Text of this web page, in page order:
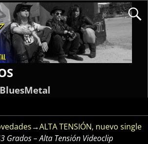
→ALTA TENSIÓN, nuevo single
Grados – Alta Tensión Videoclip